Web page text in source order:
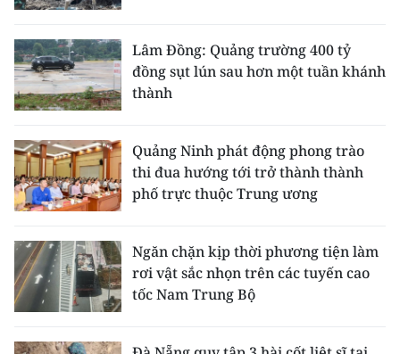
Lâm Đồng: Quảng trường 400 tỷ
đồng sụt lún sau hơn một tuần khánh
thành
Quảng Ninh phát động phong trào
thi đua hướng tới trở thành thành
phố trực thuộc Trung ương
Ngăn chặn kịp thời phương tiện làm
rơi vật sắc nhọn trên các tuyến cao
tốc Nam Trung Bộ